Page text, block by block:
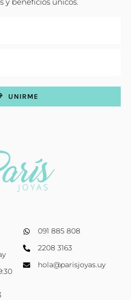
091 885 808
2208 3163
hola@parisjoyas.uy
UNIRME